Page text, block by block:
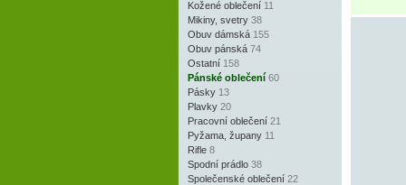
Kožené oblečení 11
Mikiny, svetry 38
Obuv dámská 155
Obuv pánská 74
Ostatní 158
Pánské oblečení 60
Pásky 13
Plavky 20
Pracovní oblečení 21
Pyžama, župany 11
Rifle 8
Spodní prádlo 38
Společenské oblečení 22